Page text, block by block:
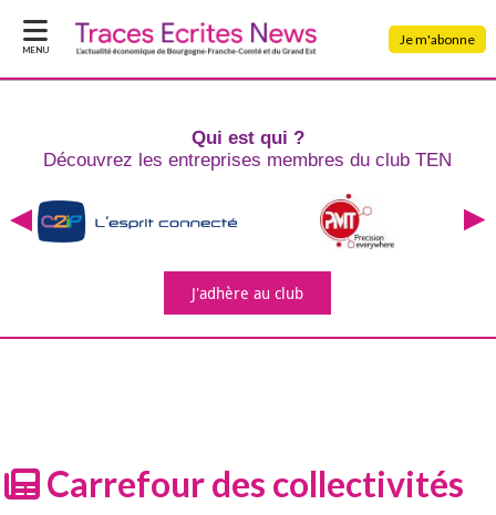
MENU
Je m'abonne
Qui est qui ?
Découvrez les entreprises membres du club TEN
J'adhèreau club
Carrefour des collectivités